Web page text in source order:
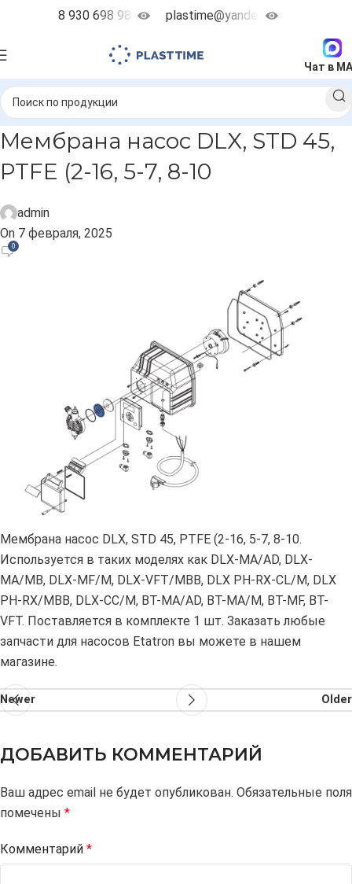
8 930 698 98 38 plastime@yandex.ru
Чат в
Мембрана насос DLX, STD 45,
PTFE (2-16, 5-7, 8-10
admin
On 7 февраля, 2025
0
Мембрана насос DLX, STD 45, PTFE (2-16, 5-7, 8-10.
Используется в таких моделях как DLX-MA/AD, DLX-
MA/MB, DLX-MF/M, DLX-VFT/MBB, DLX PH-RX-CL/M, DLX
PH-RX/MBB, DLX-CC/M, BT-MA/AD, BT-MA/M, BT-MF, BT-
VFT. Поставляется в комплекте 1 шт. Заказать любые
запчасти для насосов Etatron вы можете в нашем
магазине.
Newer Older
ДОБАВИТЬ КОММЕНТАРИЙ
Ваш адрес email не будет опубликован. Обязательные поля
помечены *
Комментарий *
Alternative: